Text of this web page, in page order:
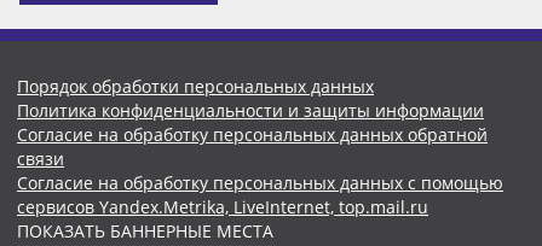
Порядок обработки персональных данных
Политика конфиденциальности и защиты информации
Согласие на обработку персональных данных обратной
связи
Согласие на обработку персональных данных с помощью
сервисов Yandex.Metrika, LiveInternet, top.mail.ru
ПОКАЗАТЬ БАННЕРНЫЕ МЕСТА